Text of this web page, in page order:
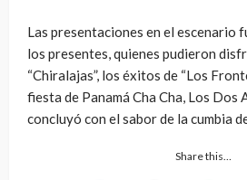
Las presentaciones en el escenario
los presentes, quienes pudieron
“Chiralajas”, los éxitos de “Los
fiesta de Panamá Cha Cha, Los Dos
concluyó con el sabor de la cumbia
Share this…